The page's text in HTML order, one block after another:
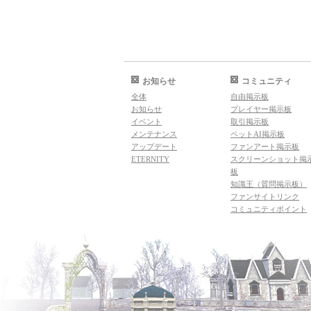
お知らせ
全体
お知らせ
イベント
メンテナンス
アップデート
ETERNITY
コミュニティ
自由掲示板
プレイヤー掲示板
取引掲示板
ペットAI掲示板
ファンアート掲示板
スクリーンショット掲
板
知識王（質問掲示板）
ファンサイトリンク
コミュニティポイント